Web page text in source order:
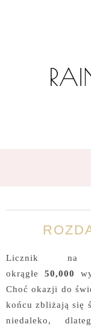
Licznik na
okrągłe50,000
Choć okazji do
końcu zbliżają się
niedaleko,